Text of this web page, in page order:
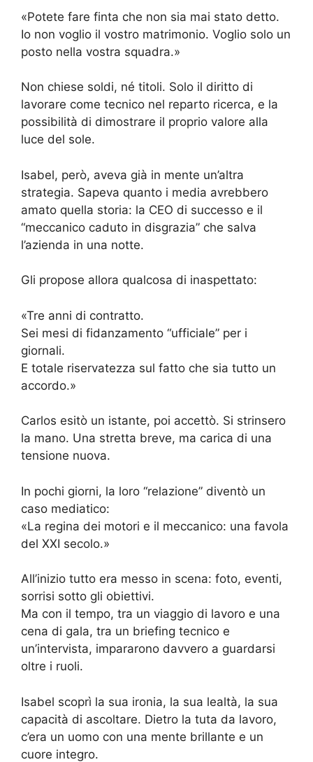
«Potete fare finta che non sia mai stato detto.
Io non voglio il vostro matrimonio. Voglio solo un
posto nella vostra squadra.»
Non chiese soldi, né titoli. Solo il diritto di
lavorare come tecnico nel reparto ricerca, e la
possibilità di dimostrare il proprio valore alla
luce del sole.
Isabel, però, aveva già in mente un’altra
strategia. Sapeva quanto i media avrebbero
amato quella storia: la CEO di successo e il
“meccanico caduto in disgrazia” che salva
l’azienda in una notte.
Gli propose allora qualcosa di inaspettato:
«Tre anni di contratto.
Sei mesi di fidanzamento “ufficiale” per i
giornali.
E totale riservatezza sul fatto che sia tutto un
accordo.»
Carlos esitò un istante, poi accettò. Si strinsero
la mano. Una stretta breve, ma carica di una
tensione nuova.
In pochi giorni, la loro “relazione” diventò un
caso mediatico:
«La regina dei motori e il meccanico: una favola
del XXI secolo.»
All’inizio tutto era messo in scena: foto, eventi,
sorrisi sotto gli obiettivi.
Ma con il tempo, tra un viaggio di lavoro e una
cena di gala, tra un briefing tecnico e
un’intervista, impararono davvero a guardarsi
oltre i ruoli.
Isabel scoprì la sua ironia, la sua lealtà, la sua
capacità di ascoltare. Dietro la tuta da lavoro,
c’era un uomo con una mente brillante e un
cuore integro.